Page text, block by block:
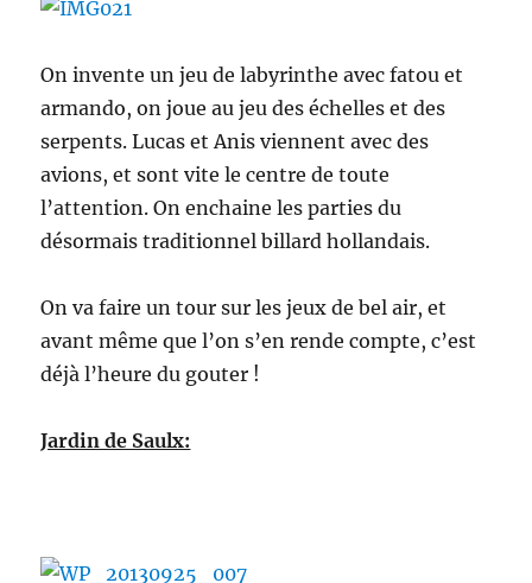
On invente un jeu de labyrinthe avec fatou et
armando, on joue au jeu des échelles et des
serpents. Lucas et Anis viennent avec des
avions, et sont vite le centre de toute
l’attention. On enchaine les parties du
désormais traditionnel billard hollandais.
On va faire un tour sur les jeux de bel air, et
avant même que l’on s’en rende compte, c’est
déjà l’heure du gouter !
Jardin de Saulx: